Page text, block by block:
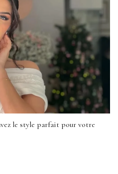
le style parfait pour votre